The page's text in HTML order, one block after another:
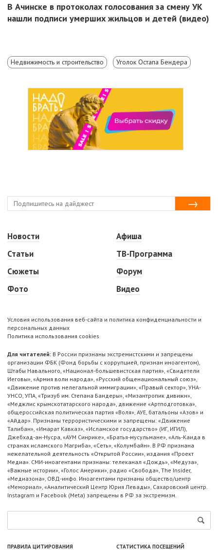
В Ачинске в протоколах голосования за смену УК
нашли подписи умерших жильцов и детей (видео)
Недвижимость и строительство Уголок Остапа Бендера
Новости
Статьи
Сюжеты
Фото
Афиша
ТВ-Программа
Форум
Видео
Условия использования веб-сайта и политика конфиденциальности и
персональных данных
Политика использования cookies
Для читателей: В России признаны экстремистскими и запрещены
организации ФБК (Фонд борьбы с коррупцией, признан иноагентом),
Штабы Навального, «Национал-большевистская партия», «Свидетели
Иеговы», «Армия воли народа», «Русский общенациональный союз»,
«Движение против нелегальной иммиграции», «Правый сектор», УНА-
УНСО, УПА, «Тризуб им. Степана Бандеры», «Мизантропик дивижн»,
«Меджлис крымскотатарского народа», движение «Артподготовка»,
общероссийская политическая партия «Воля», АУЕ, батальоны «Азов» и
«Айдар». Признаны террористическими и запрещены: «Движение
Талибан», «Имарат Кавказ», «Исламское государство» (ИГ, ИГИЛ),
Джебхад-ан-Нусра, «АУМ Синрике», «Братья-мусульмане», «Аль-Каида в
странах исламского Магриба», «Сеть», «Колумбайн». В РФ признана
нежелательной деятельность «Открытой России», издания «Проект
Медиа». СМИ-иноагентами признаны: телеканал «Дождь», «Медуза»,
«Важные истории», «Голос Америки», радио «Свобода», The Insider,
«Медиазона», ОВД-инфо. Иноагентами признаны общество/центр
«Мемориал», «Аналитический Центр Юрия Левады», Сахаровский центр.
Instagram и Facebook (Metа) запрещены в РФ за экстремизм.
ПРАВИЛА ЦИТИРОВАНИЯ СТАТИСТИКА ПОСЕЩЕНИЙ